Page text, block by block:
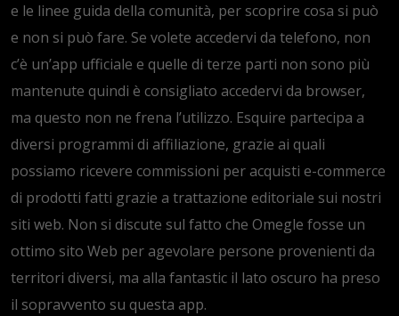
e le linee guida della comunità, per scoprire cosa si può
e non si può fare. Se volete accedervi da telefono, non
c’è un’app ufficiale e quelle di terze parti non sono più
mantenute quindi è consigliato accedervi da browser,
ma questo non ne frena l’utilizzo. Esquire partecipa a
diversi programmi di affiliazione, grazie ai quali
possiamo ricevere commissioni per acquisti e-commerce
di prodotti fatti grazie a trattazione editoriale sui nostri
siti web. Non si discute sul fatto che Omegle fosse un
ottimo sito Web per agevolare persone provenienti da
territori diversi, ma alla fantastic il lato oscuro ha preso
il sopravvento su questa app.